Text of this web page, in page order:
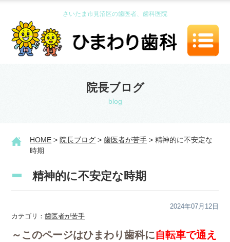
さいたま市見沼区の歯医者、歯科医院
院長ブログ
blog
HOME > 院長ブログ >歯医者が苦手 > 精神的に不安定な
時期
精神的に不安定な時期
2024年07月12日
カテゴリ：歯医者が苦手
～このページはひまわり歯科に自転車で通え